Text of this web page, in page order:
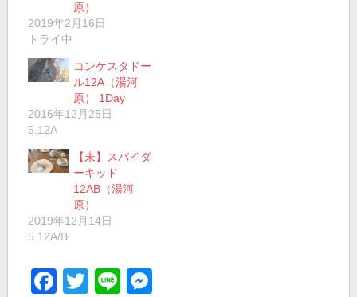
原）
2019年2月16日
トライ中
コンケスタドー
ル12A（湯河
原） 1Day
2016年12月25日
5.12A
【未】スパイダ
ーキッド
12AB（湯河
原）
2019年12月14日
5.12A/B
Facebook
Twitter
Line